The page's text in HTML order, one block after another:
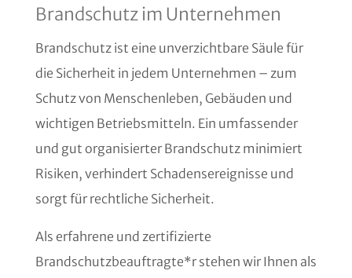
Brandschutz im Unternehmen
Brandschutz ist eine unverzichtbare Säule für
die Sicherheit in jedem Unternehmen – zum
Schutz von Menschenleben, Gebäuden und
wichtigen Betriebsmitteln. Ein umfassender
und gut organisierter Brandschutz minimiert
Risiken, verhindert Schadensereignisse und
sorgt für rechtliche Sicherheit.
Als erfahrene und zertifizierte
Brandschutzbeauftragte*r stehen wir Ihnen als